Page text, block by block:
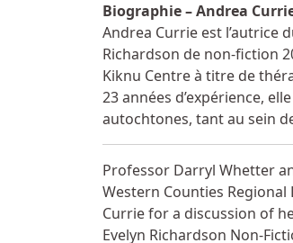
Biographie – Andrea
Andrea Currie est l’autrice
Richardson de non-fiction
Kiknu Centre à titre de
23 années d’expérience,
autochtones, tant au sein
Professor Darryl Whetter
Western Counties
Currie for a discussion of
Evelyn Richardson Non-